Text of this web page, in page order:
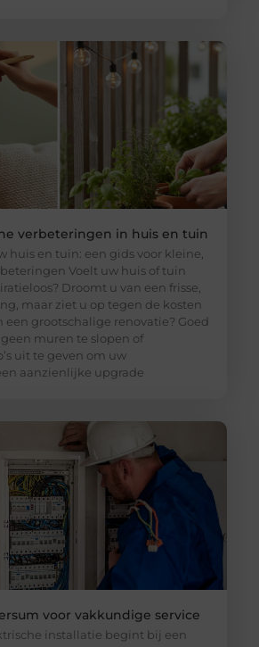
verbeteringen in huis en tuin
huis en tuin: een gids voor kleine,
Voelt uw huis of tuin
Droomt u van een frisse,
maar ziet u op tegen de kosten
een grootschalige renovatie? Goed
muren te slopen of
uit te geven om uw
aanzienlijke upgrade
voor vakkundige service
installatie begint bij een